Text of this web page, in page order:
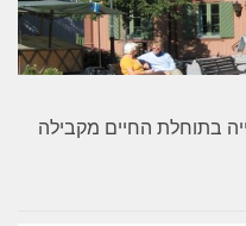
בתוחלת החיים מקבילה